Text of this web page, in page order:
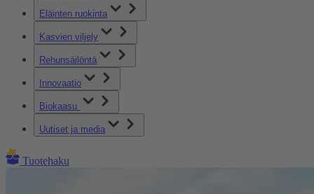
Eläinten ruokinta
Kasvien viljely
Rehunsäilöntä
Innovaatio
Biokaasu
Uutiset ja media
Tuotehaku